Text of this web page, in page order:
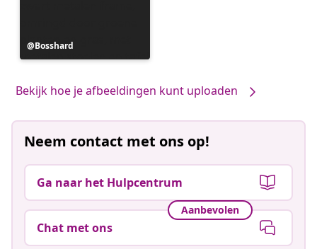
Bericht
gepubliceerd
Bosshard
Bekijk hoe je afbeeldingen kunt uploaden
Neem contact met ons op!
Ga naar het Hulpcentrum
Aanbevolen
Chat met ons